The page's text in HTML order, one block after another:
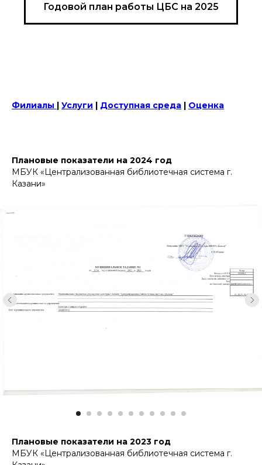
Годовой план работы ЦБС на 2025
Филиалы | Услуги | Доступная среда | Оценка
Плановые показатели на 2024 год
МБУК «Централизованная библиотечная система г.
Казани»
Плановые показатели на 2023 год
МБУК «Централизованная библиотечная система г.